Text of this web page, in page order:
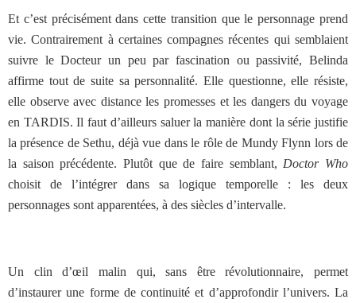
Et c’est précisément dans cette transition que le personnage prend
vie. Contrairement à certaines compagnes récentes qui semblaient
suivre le Docteur un peu par fascination ou passivité, Belinda
affirme tout de suite sa personnalité. Elle questionne, elle résiste,
elle observe avec distance les promesses et les dangers du voyage
en TARDIS. Il faut d’ailleurs saluer la manière dont la série justifie
la présence de Sethu, déjà vue dans le rôle de Mundy Flynn lors de
la saison précédente. Plutôt que de faire semblant, Doctor Who
choisit de l’intégrer dans sa logique temporelle : les deux
personnages sont apparentées, à des siècles d’intervalle.
Un clin d’œil malin qui, sans être révolutionnaire, permet
d’instaurer une forme de continuité et d’approfondir l’univers. La